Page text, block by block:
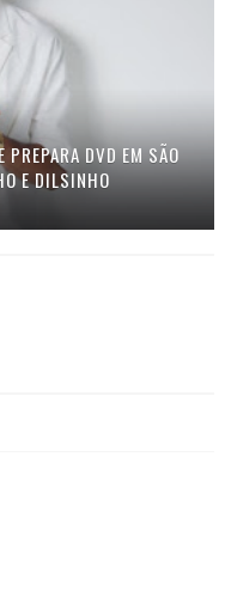
DVD EM SÃO
E DILSINHO